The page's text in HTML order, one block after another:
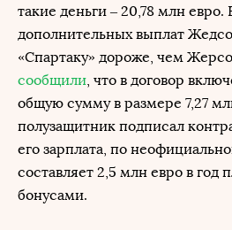
такие деньги – 20,78 млн евро.
дополнительных выплат
«Спартаку» дороже, чем
сообщили, что в договор
общую сумму в размере 7,27
полузащитник подписал
его зарплата, по
составляет 2,5 млн евро в год
бонусами.